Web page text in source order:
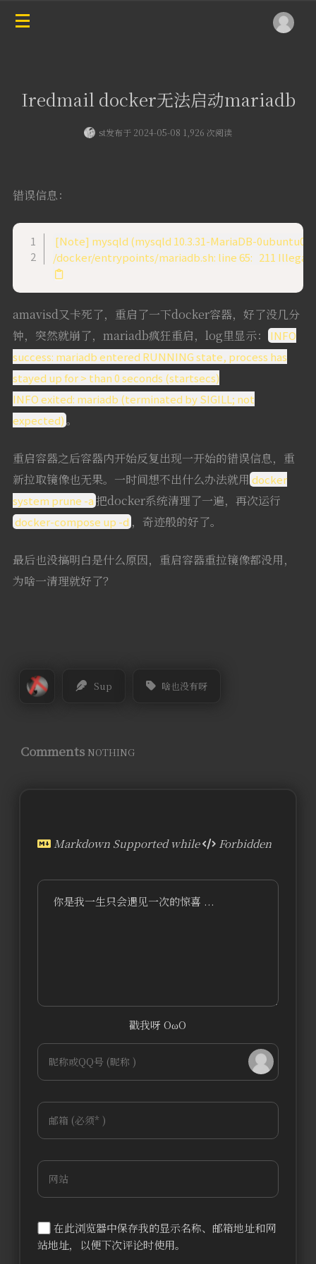
Iredmail docker无法启动mariadb
st发布于 2024-05-08 1,926 次阅读
错误信息：
[Note] mysqld (mysqld 10.3.31-MariaDB-
amavisd又卡死了，重启了一下docker容器，好了没几分
钟，突然就崩了，mariadb疯狂重启，log里显示：
INFO
success: mariadb entered RUNNING state, process has
stayed up for > than 0 seconds (startsecs)
INFO exited: mariadb (terminated by SIGILL; not
expected)。
重启容器之后容器内开始反复出现一开始的错误信息，重
新拉取镜像也无果。一时间想不出什么办法就用 docker
system prune -a把docker系统清理了一遍，再次运行
docker-compose up -d，奇迹般的好了。
最后也没搞明白是什么原因，重启容器重拉镜像都没用，
为啥一清理就好了？
Sup 啥也没有呀
Comments NOTHING
Markdown Supported while Forbidden
你是我一生只会遇见一次的惊喜 ...
戳我呀 OωO
bilibili~
Tieba (=・ω・=)
在此浏览器中保存我的显示名称、邮箱地址和网
站地址，以便下次评论时使用。